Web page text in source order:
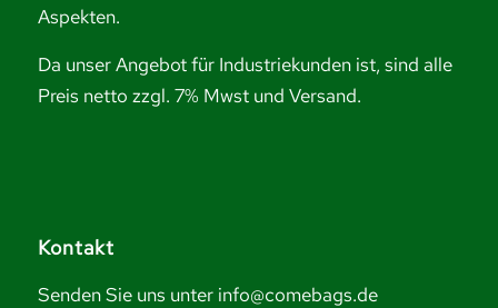
Aspekten.
Da unser Angebot für Industriekunden ist, sind alle
Preis netto zzgl. 7% Mwst und Versand.
Kontakt
Senden Sie uns unter info@comebags.de